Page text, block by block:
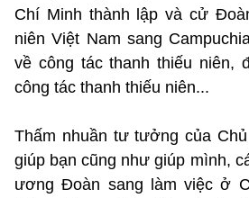
Chí Minh thành lập và cử
niên Việt Nam sang
về công tác thanh thiếu niên,
công tác thanh thiếu niên...
Thấm nhuần tư tưởng của
giúp bạn cũng như giúp mình,
ương Đoàn sang làm việc ở